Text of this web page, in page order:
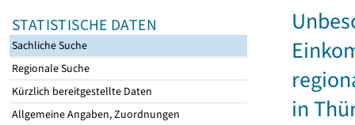
STATISTISCHE DATEN
Sachliche Suche
Regionale Suche
Kürzlich bereitgestellte Daten
Allgemeine Angaben, Zuordnungen
in